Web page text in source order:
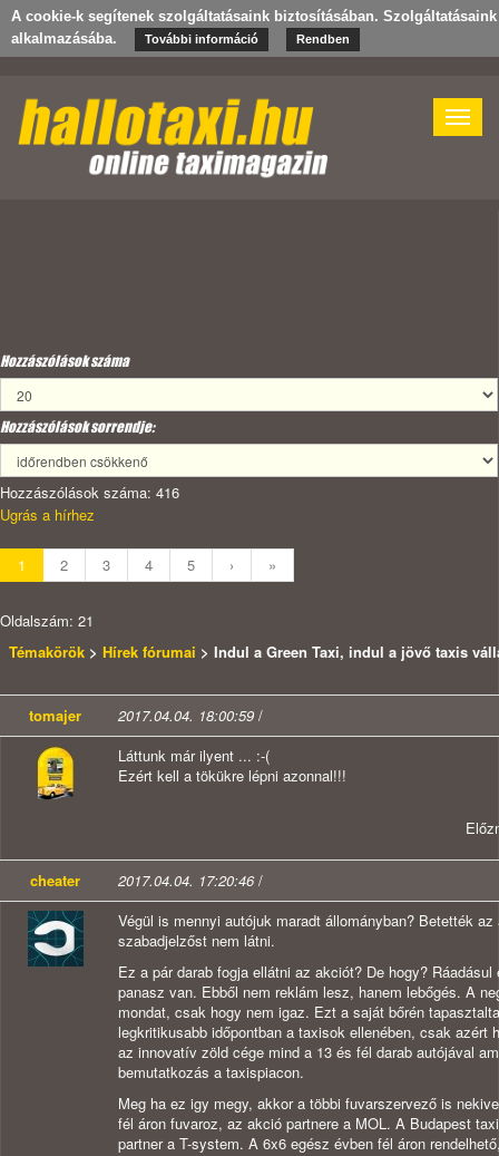
A cookie-k segítenek szolgáltatásaink biztosításában.
alkalmazásába.
További információ Rendben
Toggle
Hozzászólások száma
Hozzászólások sorrendje:
Hozzászólások száma: 416
Ugrás a hírhez
1 2 3 4 5 › »
Oldalszám: 21
Témakörök > Hírek fórumai > Indul a Green Taxi, indul a jövő taxis
tomajer 2017.04.04. 18:00:59 /
Láttunk már ilyent ... :-(
Ezért kell a tökükre lépni azonnal!!!
cheater 2017.04.04. 17:20:46/
Végül is mennyi autójuk maradt állományban? Betették
szabadjelzőst nem látni.
Ez a pár darab fogja ellátni az akciót? De hogy?
panasz van. Ebből nem reklám lesz, hanem lebőgés. A
mondat, csak hogy nem igaz. Ezt a saját bőrén
legkritikusabb időpontban a taxisok ellenében, csak azért
az innovatív zöld cége mind a 13 és fél darab autójával
bemutatkozás a taxispiacon.
Meg ha ez igy megy, akkor a többi fuvarszervező is
fél áron fuvaroz, az akció partnere a MOL. A Budapest
partner a T-system. A 6x6 egész évben fél áron